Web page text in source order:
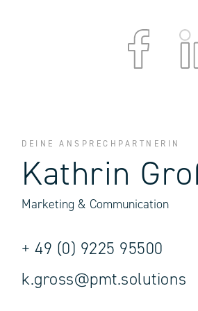
DEINE ANSPRECHPARTNERIN
Kathrin
Marketing & Communication
+ 49 (0) 9225 95500
k.gross@pmt.solutions